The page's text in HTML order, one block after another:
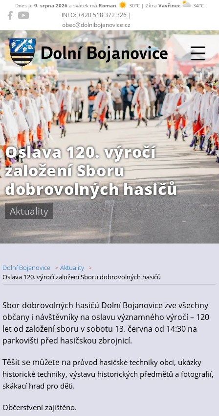
INFO: +420 518 372 326 |
obec@dolnibojanovice.cz
Dnes je 9. srpna 2026 a svátek má Roman 30°C | Zítra Vavřinec 34°C
Dolní Bojanovice
Oslava 120. výročí
založení Sboru
dobrovolných hasičů
Aktuality
Dolní Bojanovice
Aktuality
Oslava 120. výročí založení Sboru dobrovolných hasičů
Nadpis článku
Sbor dobrovolných hasičů Dolní Bojanovice zve všechny
občany i návštěvníky na oslavu významného výročí – 120
let od založení sboru v sobotu 13. června od 14:30 na
parkovišti před hasičskou zbrojnicí.
Těšit se můžete na průvod hasičské techniky obcí, ukázky
historické techniky, výstavu historických předmětů a fotografií,
skákací hrad pro děti.
Občerstvení zajištěno.